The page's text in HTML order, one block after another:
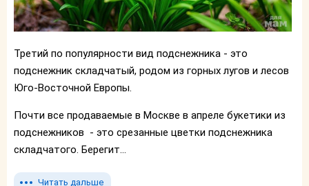
Третий по популярности вид подснежника - это
подснежник складчатый, родом из горных лугов и лесов
Юго-Восточной Европы.
Почти все продаваемые в Москве в апреле букетики из
подснежников - это срезанные цветки подснежника
складчатого. Берегит...
Читать дальше